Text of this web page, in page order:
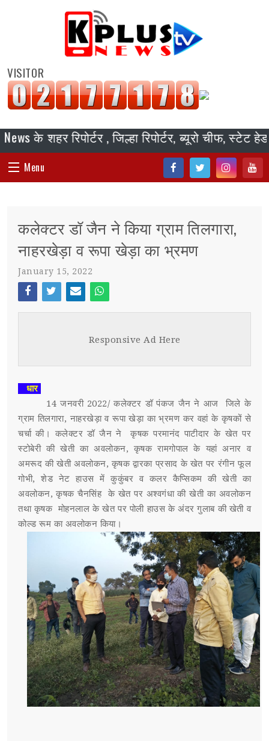
VISITOR
शहर रिपोर्टर , जिल्हा रिपोर्टर, ब्यूरो चीफ, स्टेट हेड
Menu
ok
am
संपादकीय
स्पर्धा परीक्षा
SUB MENU 3
PARENTAL MENU
PARENTAL MENU
PARENTAL MENU
PARENTAL MENU
SUB MENU 4
कलेक्टर डॉ जैन ने किया ग्राम तिलगारा,
नाहरखेड़ा व रूपा खेड़ा का भ्रमण
January 15, 2022
Face
Twi
Ema
Wh
Responsive Ad Here
धार
14 जनवरी 2022/ कलेक्टर डॉ पंकज जैन ने आज जिले के
ग्राम तिलगारा, नाहरखेड़ा व रूपा खेड़ा का भ्रमण कर वहां के कृषकों से
चर्चा की। कलेक्टर डॉ जैन ने कृषक परमानंद पाटीदार के खेत पर
स्टोबेरी की खेती का अवलोकन, कृषक रामगोपाल के यहां अनार व
अमरूद की खेती अवलोकन, कृषक द्वारका प्रसाद के खेत पर रंगीन फूल
गोभी, शेड नेट हाउस में कुकुंबर व कलर कैप्सिकम की खेती का
अवलोकन, कृषक चैनसिंह के खेत पर अश्वगंधा की खेती का अवलोकन
तथा कृषक मोहनलाल के खेत पर पोली हाउस के अंदर गुलाब की खेती व
कोल्ड रूम का अवलोकन किया।